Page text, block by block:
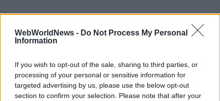
WebWorldNews - Do Not Process My Personal
Information
If you wish to opt-out of the sale, sharing to third parties, or
processing of your personal or sensitive information for
targeted advertising by us, please use the below opt-out
section to confirm your selection. Please note that after your